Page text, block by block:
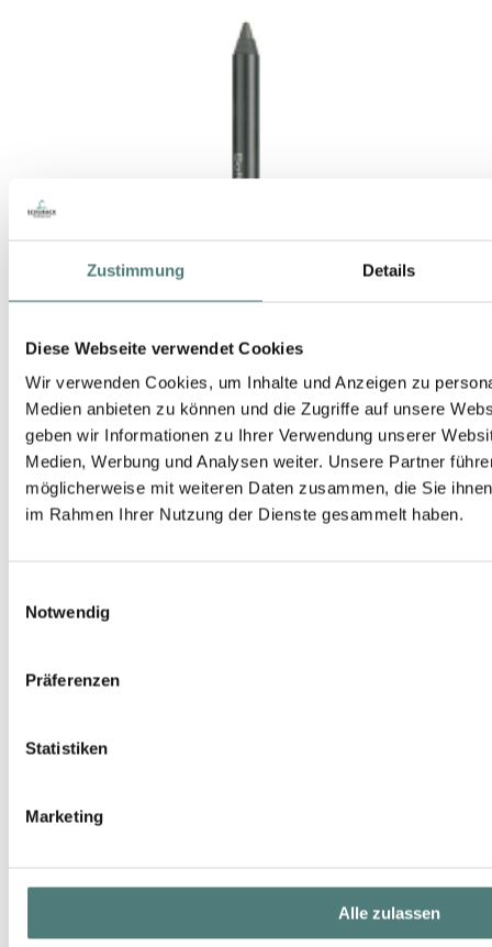
Zustimmung Details
Diese Webseite verwendet Cookies
Wir verwenden Cookies, um Inhalte und Anzeigen zu
Medien anbieten zu können und die Zugriffe auf unsere
geben wir Informationen zu Ihrer Verwendung unserer
Medien, Werbung und Analysen weiter. Unsere Partner
möglicherweise mit weiteren Daten zusammen, die Sie
im Rahmen Ihrer Nutzung der Dienste gesammelt haben.
Notwendig
Präferenzen
Statistiken
Marketing
Alle zulassen
Eyeliner